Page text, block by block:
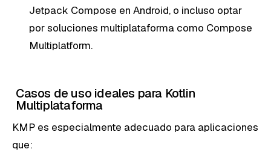
Jetpack Compose en Android, o incluso optar
por soluciones multiplataforma como Compose
Multiplatform.
Casos de uso ideales para Kotlin
Multiplataforma
KMP es especialmente adecuado para aplicaciones
que: